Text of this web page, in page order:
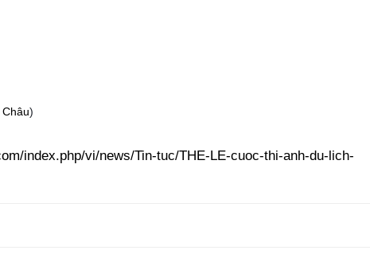
)
index.php/vi/news/Tin-tuc/THE-LE-cuoc-thi-anh-du-lich-